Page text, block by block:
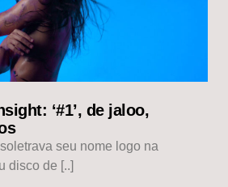
‘#1’, de jaloo,
seu nome logo na
disco de [..]